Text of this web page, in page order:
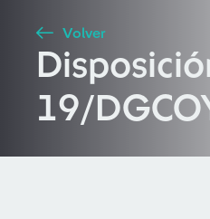
Buscar
Volver
19/